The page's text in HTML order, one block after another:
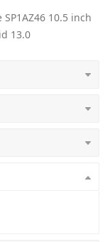
10.5 inch
13.0